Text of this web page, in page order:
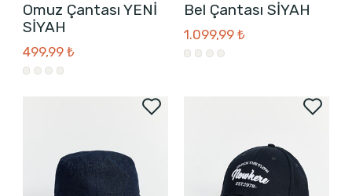
Omuz Çantası YENİ
SİYAH
499,99 ₺
Bel Çantası SİYAH
1.099,99 ₺